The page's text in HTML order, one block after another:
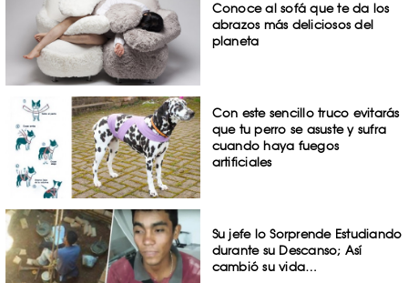
Conoce al sofá que te da los
abrazos más deliciosos del
planeta
Con este sencillo truco evitarás
que tu perro se asuste y sufra
cuando haya fuegos
artificiales
Su jefe lo Sorprende Estudiando
durante su Descanso; Así
cambió su vida…